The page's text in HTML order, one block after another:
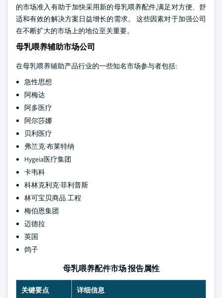
的市场准入有助于加快采用新的母乳喂养配件,满足对方便、舒
适和有效的解决方案日益增长的需求。 这些因素对于加强公司
在不断扩大的市场上的地位至关重要。
母乳喂养辅助市场公司
在母乳喂养辅助产品行业的一些知名市场参与者包括:
急性思想
阿梅达
阿多医疗
阿尔莎娜
贝利医疗
弗兰克·布莱特纳
Hygeia医疗集团
卡韦科
科林克利克·菲利普斯
林可宝贝商品 工程
梅伯恩集团
迈德拉
英国
鸽子
母乳喂养配件市场 报告属性
关键要点 详细信息